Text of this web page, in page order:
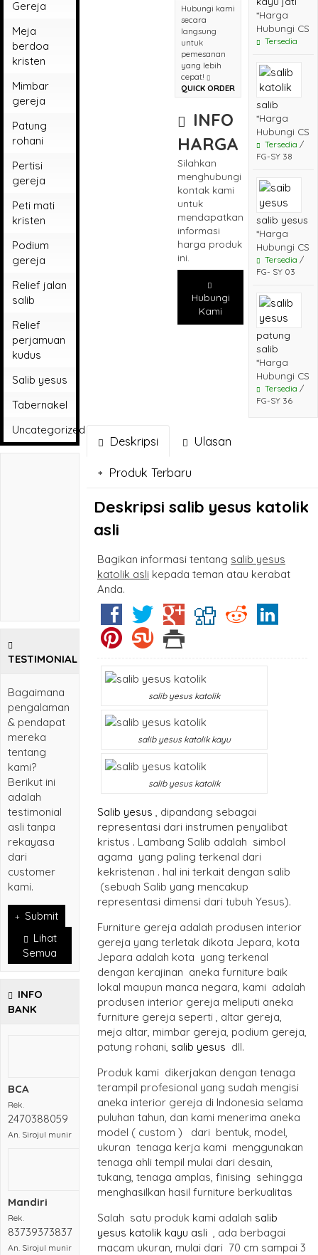
Hubungi kami
secara
langsung
untuk
pemesanan
yang lebih
cepat!
QUICK ORDER
INFO
HARGA
Silahkan
menghubungi
kontak kami
untuk
mendapatkan
informasi
harga produk
ini.
Hubungi
Kami
*Harga
Hubungi CS
Tersedia
salib
*Harga
Hubungi CS
Tersedia /
FG-SY 38
salib yesus
*Harga
Hubungi CS
Tersedia /
FG- SY 03
patung
salib
*Harga
Hubungi CS
Tersedia /
FG-SY 36
Deskripsi Ulasan
Produk Terbaru
Deskripsi salib yesus katolik
asli
Bagikan informasi tentang salib yesus
katolik asli kepada teman atau kerabat
Anda.
salib yesus katolik
salib yesus katolik kayu
salib yesus katolik
Salib yesus , dipandang sebagai
representasi dari instrumen penyalibat
kristus . Lambang Salib adalah simbol
agama yang paling terkenal dari
kekristenan . hal ini terkait dengan salib
(sebuah Salib yang mencakup
representasi dimensi dari tubuh Yesus).
Furniture gereja adalah produsen interior
gereja yang terletak dikota Jepara, kota
Jepara adalah kota yang terkenal
dengan kerajinan aneka furniture baik
lokal maupun manca negara, kami adalah
produsen interior gereja meliputi aneka
furniture gereja seperti , altar gereja,
meja altar, mimbar gereja, podium gereja,
patung rohani, salib yesus dll.
Produk kami dikerjakan dengan tenaga
terampil profesional yang sudah mengisi
aneka interior gereja di Indonesia selama
puluhan tahun, dan kami menerima aneka
model ( custom ) dari bentuk, model,
ukuran tenaga kerja kami menggunakan
tenaga ahli tempil mulai dari desain,
tukang, tenaga amplas, finising sehingga
menghasilkan hasil furniture berkualitas
Salah satu produk kami adalah salib
yesus katolik kayu asli , ada berbagai
macam ukuran, mulai dari 70 cm sampai 3
Gereja
Meja
berdoa
kristen
Mimbar
gereja
Patung
rohani
Patung
rohani
maria
rohani
kristen
Patung
rohani
yesus
memberkati
Pertisi
gereja
Peti mati
kristen
Podium
gereja
Relief jalan
salib
Relief
perjamuan
kudus
Salib yesus
Tabernakel
Uncategorized
TESTIMONIAL
Bagaimana
pengalaman
& pendapat
mereka
tentang
kami?
Berikut ini
adalah
testimonial
asli tanpa
rekayasa
dari
customer
kami.
Submit
Lihat
Semua
INFO
BANK
BCA
Rek.
2470388059
An. Sirojul munir
Mandiri
Rek.
83739373837
An. Sirojul munir